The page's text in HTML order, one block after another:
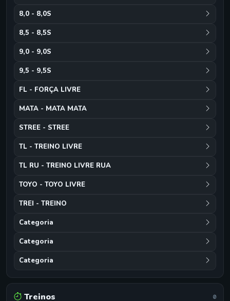
8,0 - 8,0S
8,5 - 8,5S
9,0 - 9,0S
9,5 - 9,5S
FL - FORÇA LIVRE
MATA - MATA MATA
STREE - STREE
TL - TREINO LIVRE
TL RU - TREINO LIVRE RUA
TOYO - TOYO LIVRE
TREI - TREINO
Categoria
Categoria
Categoria
Treinos 0